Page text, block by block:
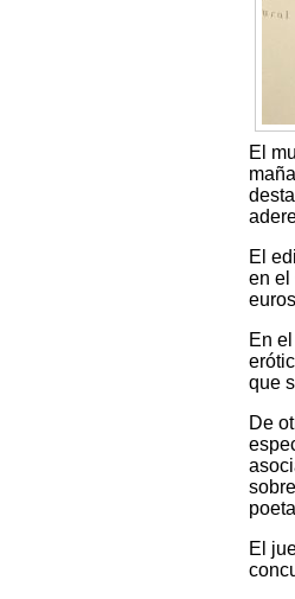
El
El
en el
En
que
De
El